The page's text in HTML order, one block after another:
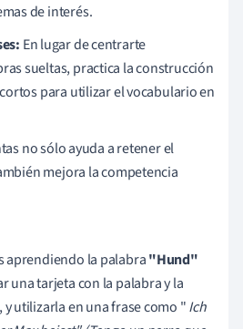
de interés.
En lugar de centrarte
sueltas, practica la construcción
para utilizar el vocabulario en
no sólo ayuda a retener el
mejora la competencia
aprendiendo la palabra"Hund"
una tarjeta con la palabra y la
utilizarla en una frase como "Ich